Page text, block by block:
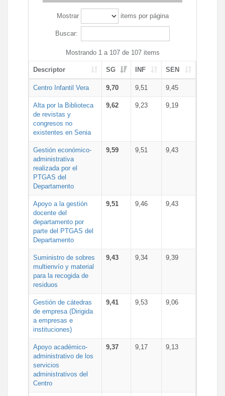
Mostrar items por página
Buscar:
Mostrando 1 a 107 de 107 items
Descriptor SG INF SEN
Centro Infantil Vera 9,70 9,51 9,45
Alta por la Biblioteca
de revistas y
congresos no
existentes en Senia
9,62 9,23 9,19
Gestión económico-
administrativa
realizada por el
PTGAS del
Departamento
9,59 9,51 9,43
Apoyo a la gestión
docente del
departamento por
parte del PTGAS del
Departamento
9,51 9,46 9,43
Suministro de sobres
multienvío y material
para la recogida de
residuos
9,43 9,34 9,39
Gestión de cátedras
de empresa (Dirigida
a empresas e
instituciones)
9,41 9,53 9,06
Apoyo académico-
administrativo de los
servicios
administrativos del
Centro
9,37 9,17 9,13